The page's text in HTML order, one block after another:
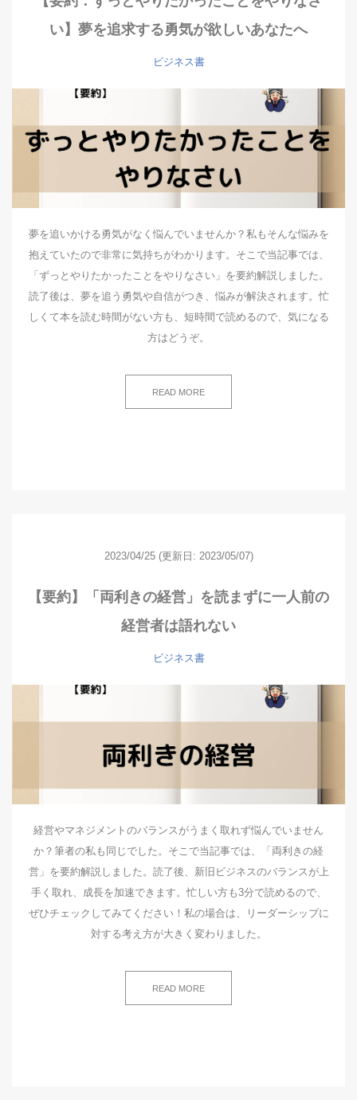
い】夢を追求する勇気が欲しいあなたへ
ビジネス書
夢を追いかける勇気がなく悩んでいませんか？私もそんな悩みを
抱えていたので非常に気持ちがわかります。そこで当記事では、
「ずっとやりたかったことをやりなさい」を要約解説しました。
読了後は、夢を追う勇気や自信がつき、悩みが解決されます。忙
しくて本を読む時間がない方も、短時間で読めるので、気になる
方はどうぞ。
READ MORE
2023/04/25 (更新日: 2023/05/07)
【要約】「両利きの経営」を読まずに一人前の
経営者は語れない
ビジネス書
経営やマネジメントのバランスがうまく取れず悩んでいません
か？筆者の私も同じでした。そこで当記事では、「両利きの経
営」を要約解説しました。読了後、新旧ビジネスのバランスが上
手く取れ、成長を加速できます。忙しい方も3分で読めるので、
ぜひチェックしてみてください！私の場合は、リーダーシップに
対する考え方が大きく変わりました。
READ MORE